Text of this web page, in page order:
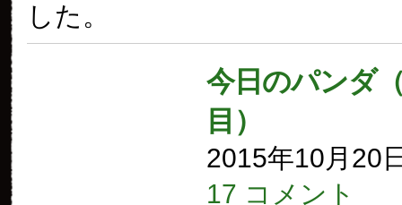
した。
今日のパンダ
目）
2015年10月20
17 コメント